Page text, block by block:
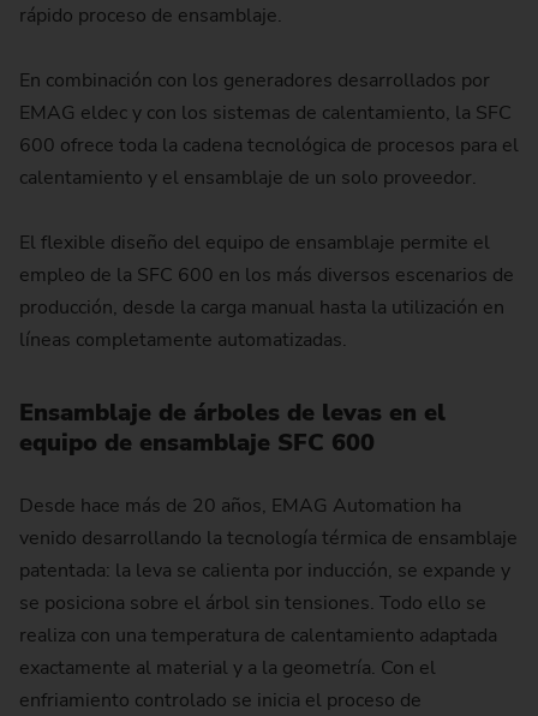
rápido proceso de ensamblaje.
En combinación con los generadores desarrollados por
EMAG eldec y con los sistemas de calentamiento, la SFC
600 ofrece toda la cadena tecnológica de procesos para el
calentamiento y el ensamblaje de un solo proveedor.
El flexible diseño del equipo de ensamblaje permite el
empleo de la SFC 600 en los más diversos escenarios de
producción, desde la carga manual hasta la utilización en
líneas completamente automatizadas.
Ensamblaje de árboles de levas en el
equipo de ensamblaje SFC 600
Desde hace más de 20 años, EMAG Automation ha
venido desarrollando la tecnología térmica de ensamblaje
patentada: la leva se calienta por inducción, se expande y
se posiciona sobre el árbol sin tensiones. Todo ello se
realiza con una temperatura de calentamiento adaptada
exactamente al material y a la geometría. Con el
enfriamiento controlado se inicia el proceso de